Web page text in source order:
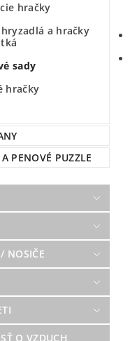
hračky
a hračky
sady
hračky
PENOVÉ PUZZLE
NOSIČE
O VZDUCH